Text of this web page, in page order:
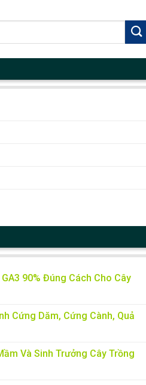
90% Đúng Cách Cho Cây
Cứng Dăm, Cứng Cành, Quả
Và Sinh Trưởng Cây Trồng